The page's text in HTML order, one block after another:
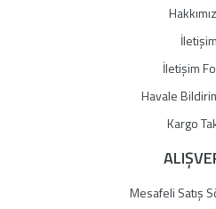
Gönder
İletişim
İletişim
Havale
Kargo
Mesafeli Satış